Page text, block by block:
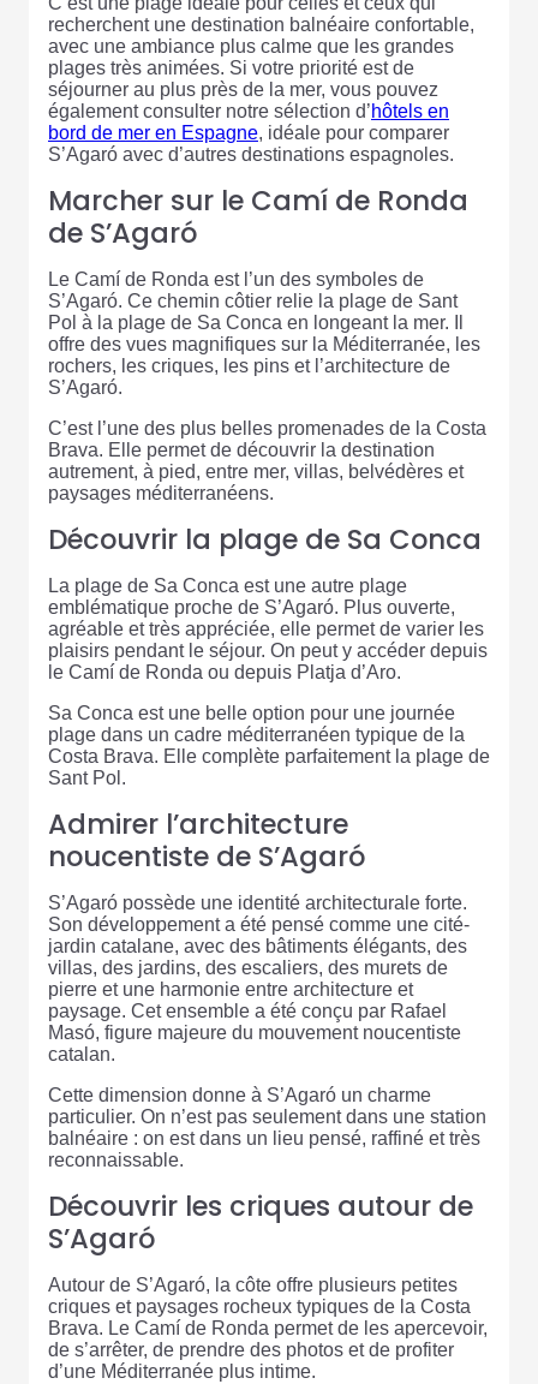
recherchent une destination balnéaire confortable,
avec une ambiance plus calme que les grandes
plages très animées. Si votre priorité est de
séjourner au plus près de la mer, vous pouvez
également consulter notre sélection d’hôtels en
bord de mer en Espagne, idéale pour comparer
S’Agaró avec d’autres destinations espagnoles.
Marcher sur le Camí de Ronda
de S’Agaró
Le Camí de Ronda est l’un des symboles de
S’Agaró. Ce chemin côtier relie la plage de Sant
Pol à la plage de Sa Conca en longeant la mer. Il
offre des vues magnifiques sur la Méditerranée, les
rochers, les criques, les pins et l’architecture de
S’Agaró.
C’est l’une des plus belles promenades de la Costa
Brava. Elle permet de découvrir la destination
autrement, à pied, entre mer, villas, belvédères et
paysages méditerranéens.
Découvrir la plage de Sa Conca
La plage de Sa Conca est une autre plage
emblématique proche de S’Agaró. Plus ouverte,
agréable et très appréciée, elle permet de varier les
plaisirs pendant le séjour. On peut y accéder depuis
le Camí de Ronda ou depuis Platja d’Aro.
Sa Conca est une belle option pour une journée
plage dans un cadre méditerranéen typique de la
Costa Brava. Elle complète parfaitement la plage de
Sant Pol.
Admirer l’architecture
noucentiste de S’Agaró
S’Agaró possède une identité architecturale forte.
Son développement a été pensé comme une cité-
jardin catalane, avec des bâtiments élégants, des
villas, des jardins, des escaliers, des murets de
pierre et une harmonie entre architecture et
paysage. Cet ensemble a été conçu par Rafael
Masó, figure majeure du mouvement noucentiste
catalan.
Cette dimension donne à S’Agaró un charme
particulier. On n’est pas seulement dans une station
balnéaire : on est dans un lieu pensé, raffiné et très
reconnaissable.
Découvrir les criques autour de
S’Agaró
Autour de S’Agaró, la côte offre plusieurs petites
criques et paysages rocheux typiques de la Costa
Brava. Le Camí de Ronda permet de les apercevoir,
de s’arrêter, de prendre des photos et de profiter
d’une Méditerranée plus intime.